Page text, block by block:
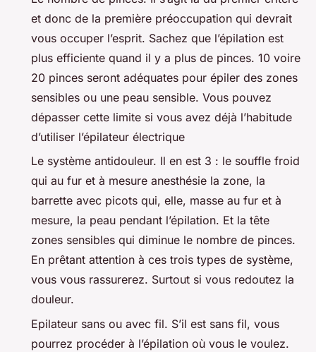
et donc de la première préoccupation qui devrait
vous occuper l’esprit. Sachez que l’épilation est
plus efficiente quand il y a plus de pinces. 10 voire
20 pinces seront adéquates pour épiler des zones
sensibles ou une peau sensible. Vous pouvez
dépasser cette limite si vous avez déjà l’habitude
d’utiliser l’épilateur électrique
Le système antidouleur. Il en est 3 : le souffle froid
qui au fur et à mesure anesthésie la zone, la
barrette avec picots qui, elle, masse au fur et à
mesure, la peau pendant l’épilation. Et la tête
zones sensibles qui diminue le nombre de pinces.
En prêtant attention à ces trois types de système,
vous vous rassurerez. Surtout si vous redoutez la
douleur.
Epilateur sans ou avec fil. S’il est sans fil, vous
pourrez procéder à l’épilation où vous le voulez.